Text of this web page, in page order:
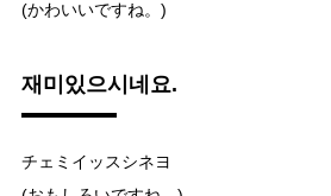
(かわいいですね。)
재미있으시네요.
チェミイッスシネヨ